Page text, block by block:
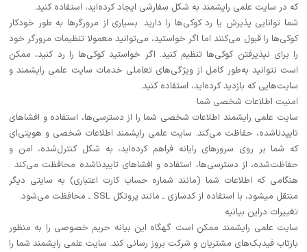
که در سایت علمی رایشمند به شکل سفارشی ایجاد کرده‌اید، استفاده کنید.
شما توانایی پذیرش یا رد کوکی‌ها را دارید. بسیاری از مرورگرها به طور خودکار
کوکی‌ها را قبول می‌کنند اما اگر خواستید، می‌توانید معمولا تنظیمات مرورگر خود
را برای نپذیرفتن کوکی‌ها تنظیم کنید. اگر خواستید کوکی‌ها را رد کنید، ممکن
است ‌نتوانید به‌طور کامل از ویژگی‌های تعاملی خدمات سایت علمی رایشمند و
سایت‌هایی که بازدید کرده‌اید، استفاده کنید.
امنیت اطلاعات شخصی شما
سایت علمی رایشمند اطلاعات شخصی شما را از دسترسی‌ها، استفاده و افشاهای
تاییدناشده، حفاظت می‌کند. سایت علمی رایشمند اطلاعات شخصی و هویتی‌ای
که شما بر روی سرورهای رایانه فراهم کرده‌اید، به شکل کنترل‌شده، امن و
حفاظت‌شده، از دسترسی‌ها، استفاده و افشاهای تاییدناشده محافظت می‌کند .
هنگامی که اطلاعات شما (مانند شماره حساب کارت اعتباری) به سایتی دیگر
منتقل میشود، با استفاده از کدسازی ـ مانند پروتکل SSL ـ محافظت می‌شود.
تغییرات دراین بیانیه
سایت علمی رایشمند ممکن است گهگاه این بیانه حریم خصوصی را به منظور
بازتاب فیدبک‌های مشتریان و شرکت بروز رسانی کند. سایت علمی رایشمند شما را